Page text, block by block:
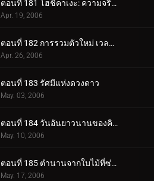
ตอนที่ 181 โฮชิคาเงะ: ความจริงที่ถูกฝังไว้
Apr. 19, 2006
ตอนที่ 182 การรวมตัวใหม่ เวลาที่เหลืออยู่
Apr. 26, 2006
ตอนที่ 183 รัศมีแห่งดวงดาว
May. 03, 2006
ตอนที่ 184 วันอันยาวนานของคิบะ!
May. 10, 2006
ตอนที่ 185 ตำนานจากใบไม้ที่ซ่อนอยู่: ออนบา!
May. 17, 2006